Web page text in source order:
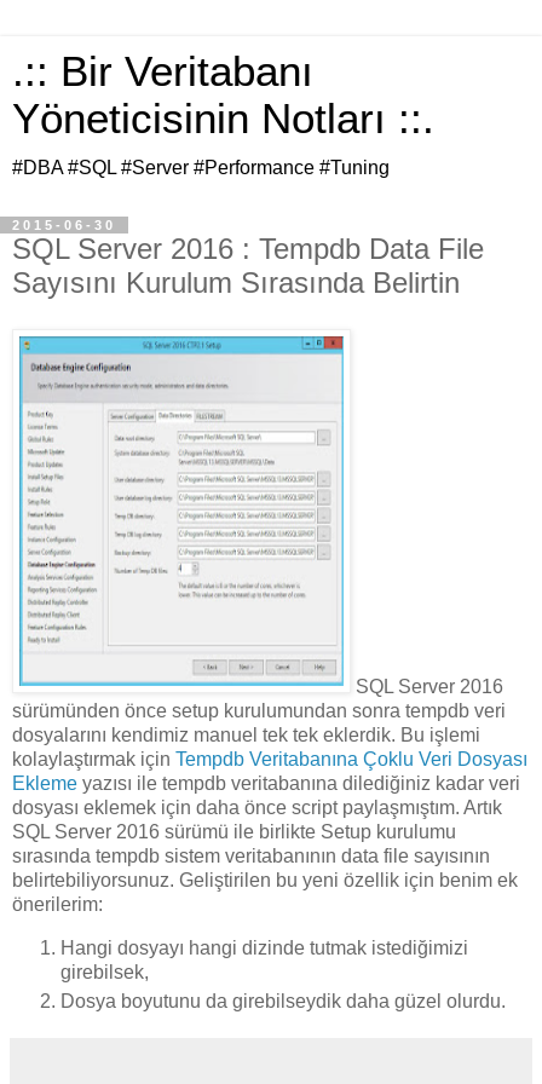
.:: Bir Veritabanı
Yöneticisinin Notları ::.
#DBA #SQL #Server #Performance #Tuning
2015-06-30
SQL Server 2016 : Tempdb Data File
Sayısını Kurulum Sırasında Belirtin
SQL Server 2016
sürümünden önce setup kurulumundan sonra tempdb veri
dosyalarını kendimiz manuel tek tek eklerdik. Bu işlemi
kolaylaştırmak için Tempdb Veritabanına Çoklu Veri Dosyası
Ekleme yazısı ile tempdb veritabanına dilediğiniz kadar veri
dosyası eklemek için daha önce script paylaşmıştım. Artık
SQL Server 2016 sürümü ile birlikte Setup kurulumu
sırasında tempdb sistem veritabanının data file sayısının
belirtebiliyorsunuz. Geliştirilen bu yeni özellik için benim ek
önerilerim:
Hangi dosyayı hangi dizinde tutmak istediğimizi
girebilsek,
Dosya boyutunu da girebilseydik daha güzel olurdu.